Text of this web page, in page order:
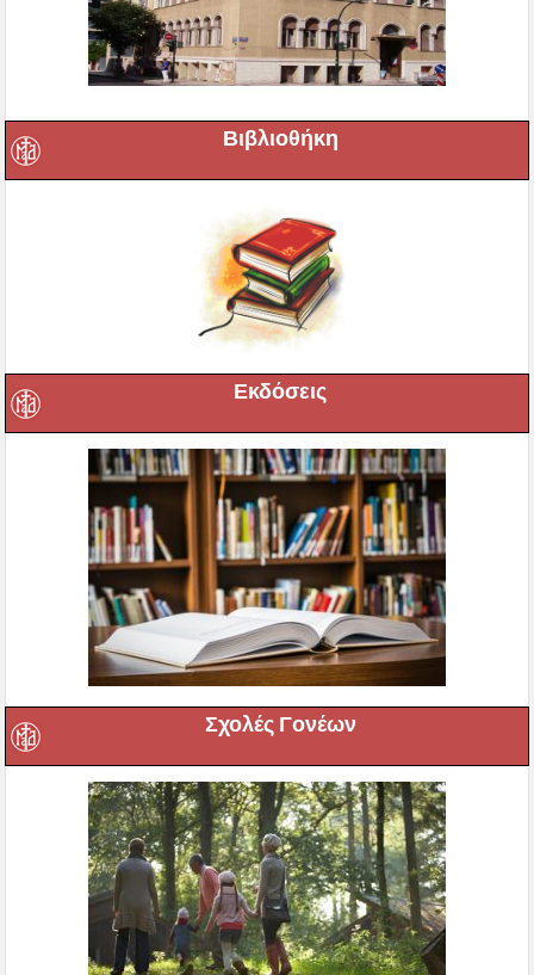
Βιβλιοθήκη
Εκδόσεις
Σχολές Γονέων